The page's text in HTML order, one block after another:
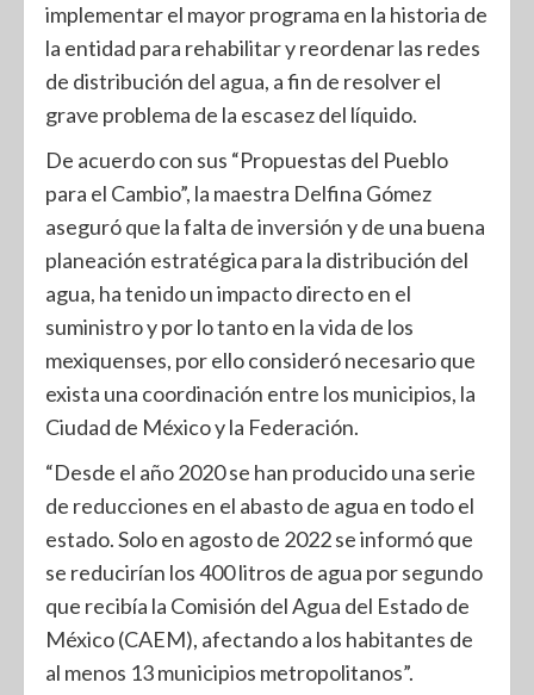
implementar el mayor programa en la historia de
la entidad para rehabilitar y reordenar las redes
de distribución del agua, a fin de resolver el
grave problema de la escasez del líquido.
De acuerdo con sus “Propuestas del Pueblo
para el Cambio”, la maestra Delfina Gómez
aseguró que la falta de inversión y de una buena
planeación estratégica para la distribución del
agua, ha tenido un impacto directo en el
suministro y por lo tanto en la vida de los
mexiquenses, por ello consideró necesario que
exista una coordinación entre los municipios, la
Ciudad de México y la Federación.
“Desde el año 2020 se han producido una serie
de reducciones en el abasto de agua en todo el
estado. Solo en agosto de 2022 se informó que
se reducirían los 400 litros de agua por segundo
que recibía la Comisión del Agua del Estado de
México (CAEM), afectando a los habitantes de
al menos 13 municipios metropolitanos”.